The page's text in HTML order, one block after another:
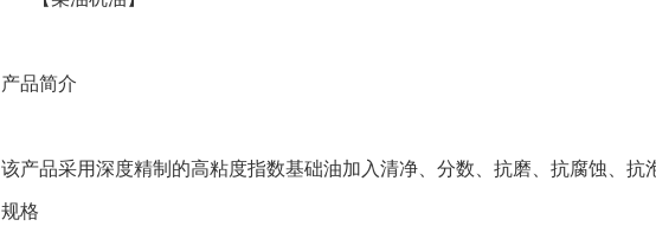
产品简介
该产品采用深度精制的高粘度指数基础油加入清净、分数、抗磨、抗腐蚀、
规格